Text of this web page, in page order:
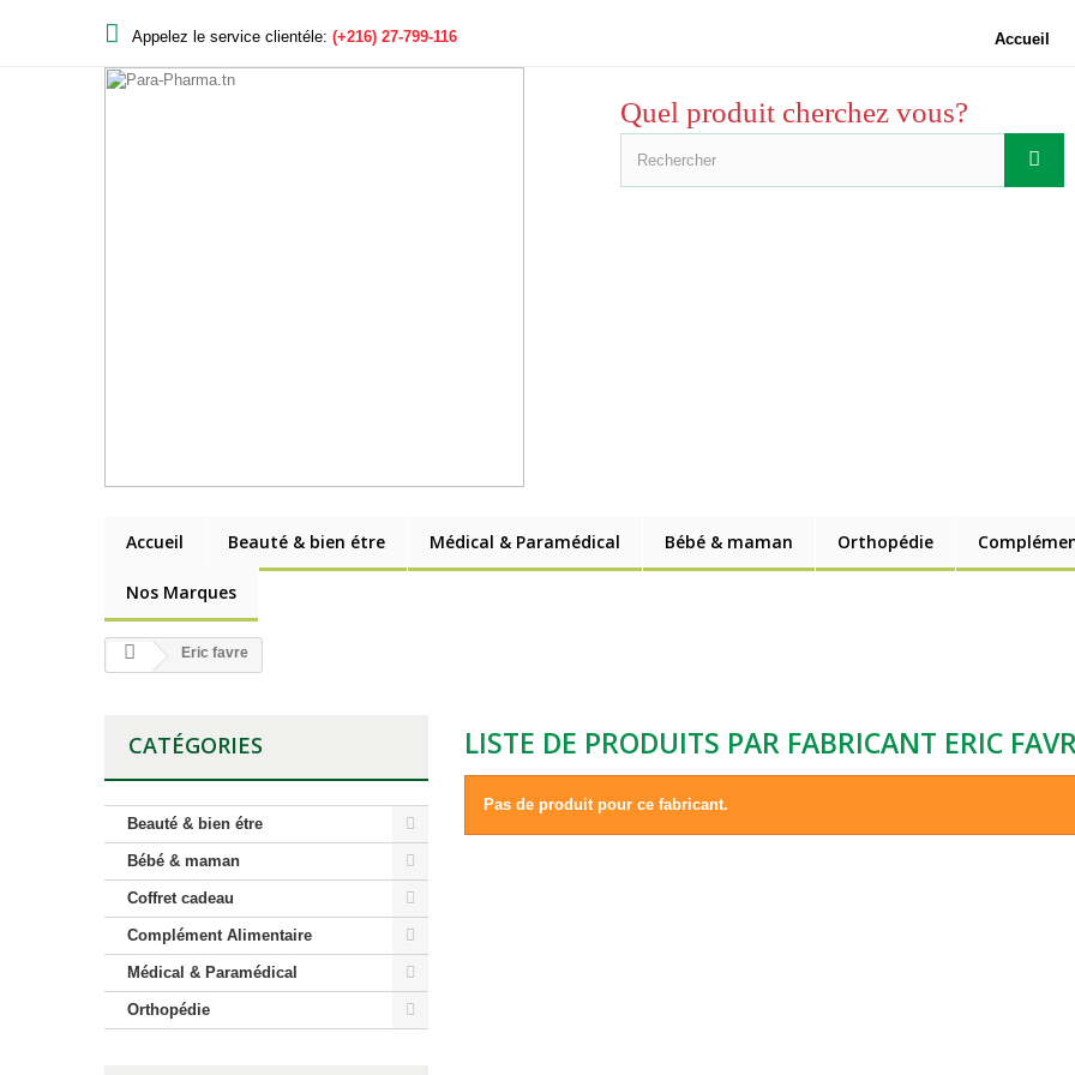
Accueil
Appelez le service clientéle: (+216) 27-799-116
Quel produit cherchez vous?
Accueil Beauté & bien étre Médical & Paramédical Bébé & maman Orthopédie
Nos Marques
Eric favre
CATÉGORIES
Beauté & bien étre
Bébé & maman
Coffret cadeau
Complément Alimentaire
Médical & Paramédical
Orthopédie
LISTE DE PRODUITS PAR FABRICANT ERIC
Pas de produit pour ce fabricant.